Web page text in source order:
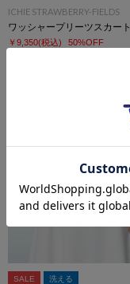
ICHIE STRAWBERRY-FIELDS
ワッシャープリーツスカート
￥9,350(税込) 50%OFF
SALE 洗える